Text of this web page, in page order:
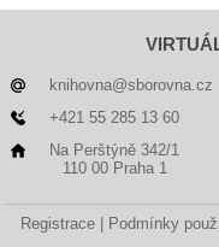
knihovna@sborovna.cz
+421 55 285 13 60
Na Perštýně 342/1
110 00 Praha 1
Registrace Podmínky